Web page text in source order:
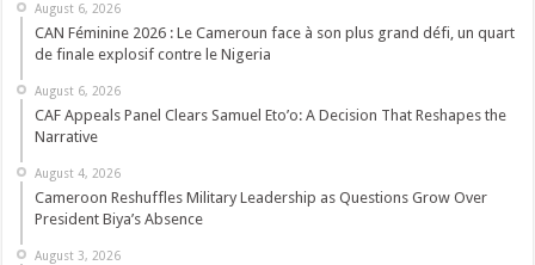
August 6, 2026
CAN Féminine 2026 : Le Cameroun face à son plus grand défi, un quart
de finale explosif contre le Nigeria
August 6, 2026
CAF Appeals Panel Clears Samuel Eto’o: A Decision That Reshapes the
Narrative
August 4, 2026
Cameroon Reshuffles Military Leadership as Questions Grow Over
President Biya’s Absence
August 3, 2026